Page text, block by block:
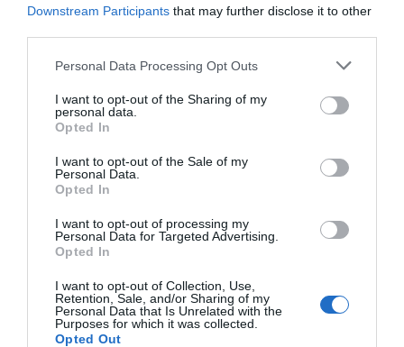
Downstream Participants that may further disclose it to other
Personal Data Processing Opt Outs
I want to opt-out of the Sharing of my
personal data.
Opted In
I want to opt-out of the Sale of my
Personal Data.
Opted In
I want to opt-out of processing my
Personal Data for Targeted Advertising.
Opted In
I want to opt-out of Collection, Use,
Retention, Sale, and/or Sharing of my
Personal Data that Is Unrelated with the
Purposes for which it was collected.
Opted Out
Juan Uriarte García-Borreguero, doctor de la UPV/EHU, ha analizado la
destinados a tratar trastornos crónicos. En concreto, ha investigado
del programa Ezerre, diseñado específicamente para este estudio.
personas que sigue sin fumar al cabo de un año es cuatro veces
El 50% de los pacientes crónicos no
sigue correctamente el tratamiento
23/11/2016
tratamiento farmacoterapéutico prescrito.
Este dato, que se desprende de una
encuesta a 1.400 pacientes encargada por
Farmaindustria, refleja la dimensión real del